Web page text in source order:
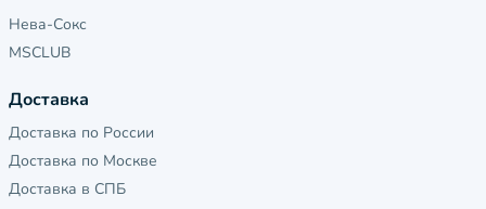
Нева-Сокс
MSCLUB
Доставка
Доставка по России
Доставка по Москве
Доставка в СПБ